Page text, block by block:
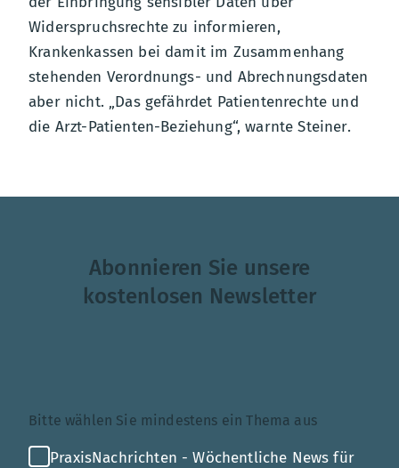
Widerspruchsrechte zu informieren,
Krankenkassen bei damit im Zusammenhang
stehenden Verordnungs- und Abrechnungsdaten
aber nicht. „Das gefährdet Patientenrechte und
die Arzt-Patienten-Beziehung“, warnte Steiner.
Abonnieren Sie unsere
kostenlosen Newsletter
Bitte wählen Sie mindestens ein Thema aus
PraxisNachrichten - Wöchentliche News für